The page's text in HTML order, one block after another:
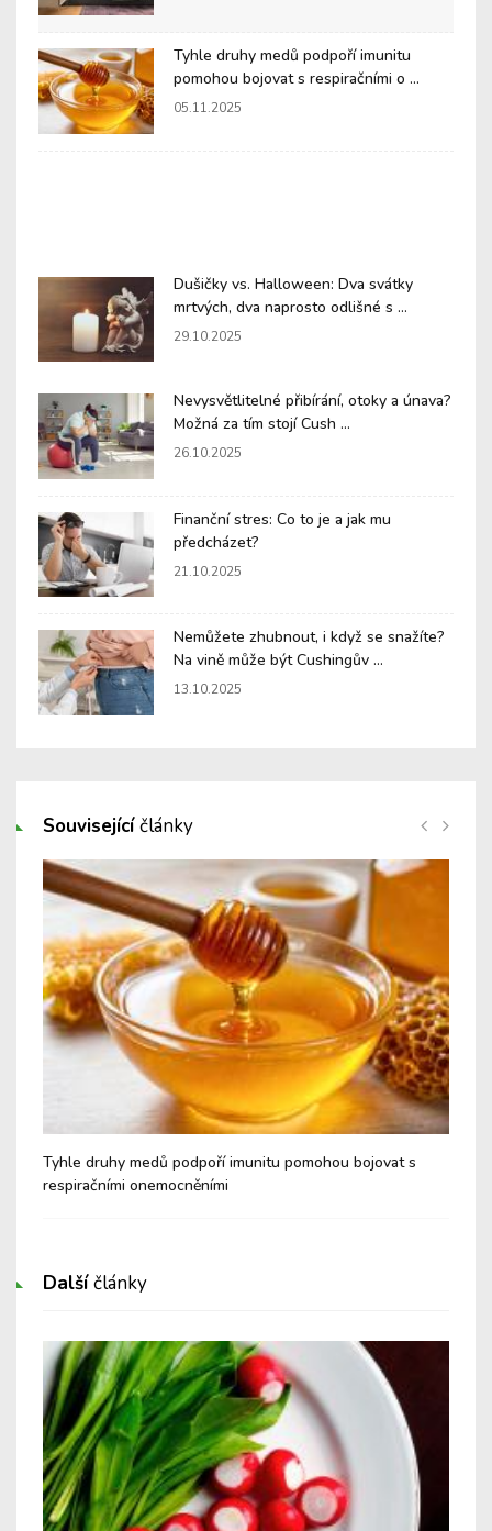
Tyhle druhy medů podpoří imunitu
pomohou bojovat s respiračními o ...
05.11.2025
Dušičky vs. Halloween: Dva svátky
mrtvých, dva naprosto odlišné s ...
29.10.2025
Nevysvětlitelné přibírání, otoky a únava?
Možná za tím stojí Cush ...
26.10.2025
Finanční stres: Co to je a jak mu
předcházet?
21.10.2025
Nemůžete zhubnout, i když se snažíte?
Na vině může být Cushingův ...
13.10.2025
Souvisejícíčlánky
Tyhle druhy medů podpoří imunitu pomohou bojovat s
respiračními onemocněními
Dalšíčlánky